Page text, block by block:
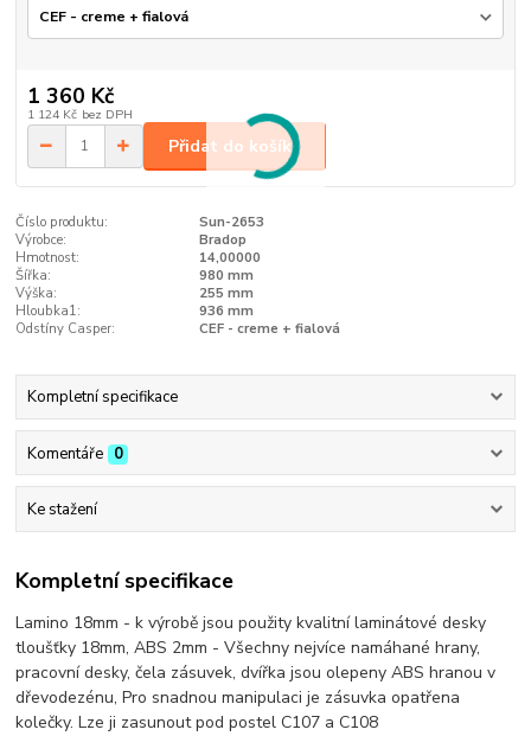
1 360 Kč
1 124 Kč bez DPH
Přidat do košíku
Číslo produktu:
Sun-2653
Výrobce:
Bradop
Hmotnost:
14,00000
Šířka:
980 mm
Výška:
255 mm
Hloubka1:
936 mm
Odstíny Casper:
CEF - creme + fialová
Kompletní specifikace
Komentáře 0
Ke stažení
Kompletní specifikace
Lamino 18mm - k výrobě jsou použity kvalitní laminátové desky
tloušťky 18mm, ABS 2mm - Všechny nejvíce namáhané hrany,
pracovní desky, čela zásuvek, dvířka jsou olepeny ABS hranou v
dřevodezénu, Pro snadnou manipulaci je zásuvka opatřena
kolečky. Lze ji zasunout pod postel C107 a C108